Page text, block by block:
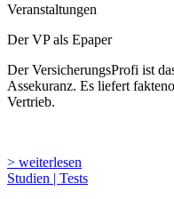
Veranstaltungen
Der VP als Epaper
Der VersicherungsProfi ist
Assekuranz. Es liefert
Vertrieb.
> weiterlesen
Studien | Tests